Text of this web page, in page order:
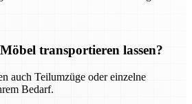
transportieren lassen?
auch Teilumzüge oder einzelne
Bedarf.